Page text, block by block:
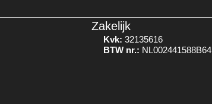
Zakelijk
Kvk: 32135616
BTW nr.: NL002441588B64